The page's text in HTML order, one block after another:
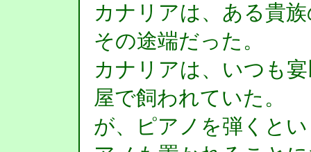
カナリアは、ある貴
その途端だった。
カナリアは、いつも
屋で飼われていた。
が、ピアノを弾くと